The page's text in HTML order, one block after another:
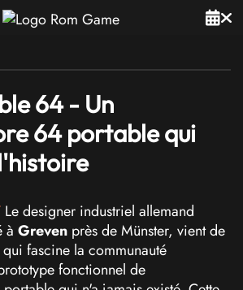
64 - Un
64 portable qui
Le designer industriel allemand
à Greven près de Münster, vient de
fascine la communauté
fonctionnel de